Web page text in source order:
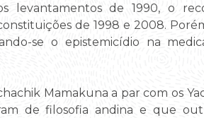
levantamentos de 1990, o
de 1998 e 2008.
se o epistemicídio na
Mamakuna a par com os
de filosofia andina e que